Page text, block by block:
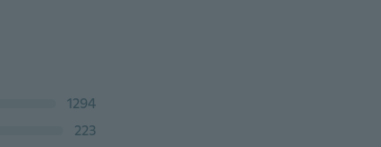
1294
223